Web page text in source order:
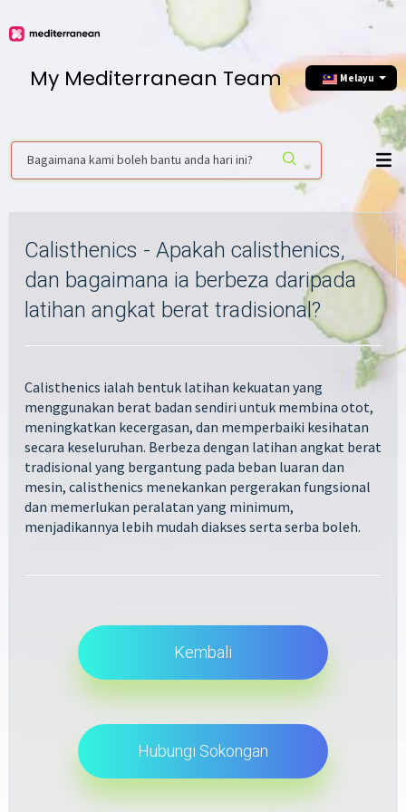
My Mediterranean Team Melayu
Calisthenics - Apakah calisthenics,
dan bagaimana ia berbeza daripada
latihan angkat berat tradisional?
Calisthenics ialah bentuk latihan kekuatan yang
menggunakan berat badan sendiri untuk membina otot,
meningkatkan kecergasan, dan memperbaiki kesihatan
secara keseluruhan. Berbeza dengan latihan angkat berat
tradisional yang bergantung pada beban luaran dan
mesin, calisthenics menekankan pergerakan fungsional
dan memerlukan peralatan yang minimum,
menjadikannya lebih mudah diakses serta serba boleh.
Kembali
Hubungi Sokongan